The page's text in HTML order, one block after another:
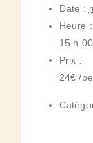
Date :
Heure :
15 h
Prix :
24€ /